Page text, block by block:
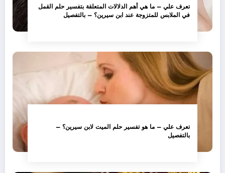
تعرف علي – ما هي أهم الدلالات المتعلقة بتفسير حلم القمل
في الملابس للمتزوجة عند ابن سيرين؟ – بالتفصيل
تعرف علي – ما هو تفسير حلم الميت لابن سيرين؟ –
بالتفصيل